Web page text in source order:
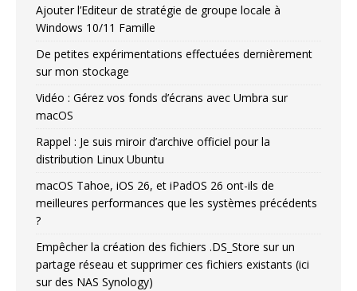
Ajouter l’Editeur de stratégie de groupe locale à
Windows 10/11 Famille
De petites expérimentations effectuées dernièrement
sur mon stockage
Vidéo : Gérez vos fonds d’écrans avec Umbra sur
macOS
Rappel : Je suis miroir d’archive officiel pour la
distribution Linux Ubuntu
macOS Tahoe, iOS 26, et iPadOS 26 ont-ils de
meilleures performances que les systèmes précédents
?
Empêcher la création des fichiers .DS_Store sur un
partage réseau et supprimer ces fichiers existants (ici
sur des NAS Synology)